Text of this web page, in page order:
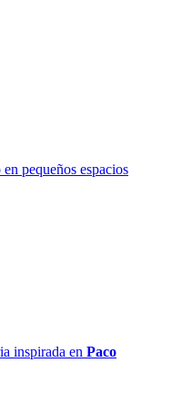
pequeños espacios
inspirada en Paco